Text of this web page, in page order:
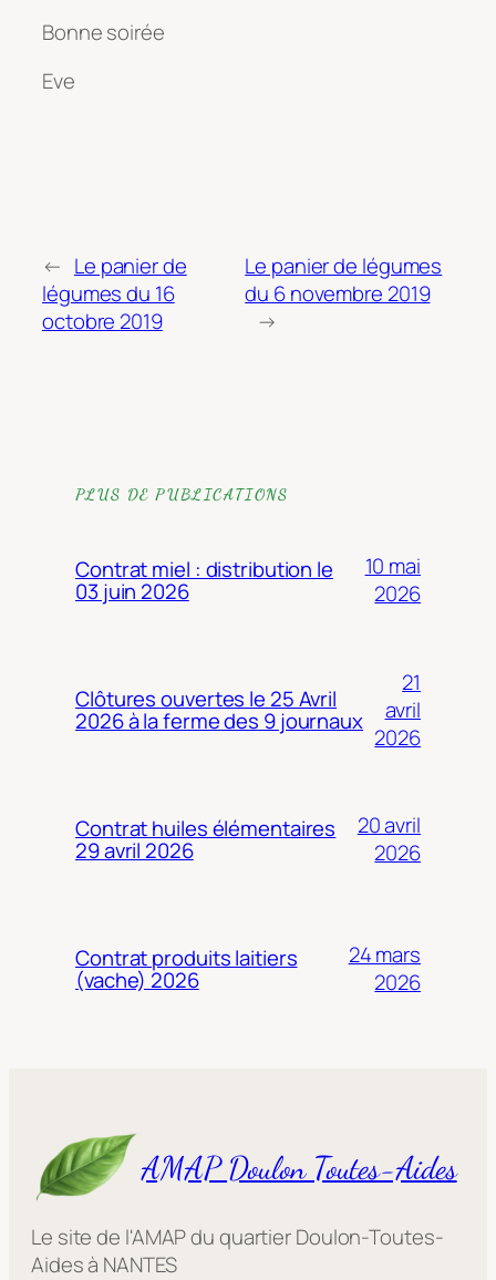
Bonne soirée
Eve
← Le panier de
légumes du 16
octobre 2019
Le panier de légumes
du 6 novembre 2019
→
PLUS DE PUBLICATIONS
Contrat miel : distribution le
03 juin 2026
10 mai
2026
Clôtures ouvertes le 25 Avril
2026 à la ferme des 9 journaux
21
avril
2026
Contrat huiles élémentaires
29 avril 2026
20 avril
2026
Contrat produits laitiers
(vache) 2026
24 mars
2026
AMAP Doulon Toutes-Aides
Le site de l'AMAP du quartier Doulon-Toutes-
Aides à NANTES